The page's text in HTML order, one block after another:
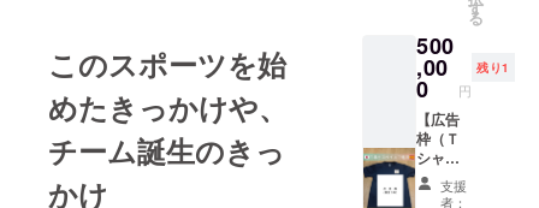
このスポーツを始
めたきっかけや、
チーム誕生のきっ
かけ
そのた
め、日
程調整
等を応
援する
会公式
LINEか
らやり
とりで
未確認
や行き
違いが
で。）
備考欄
に
『LINE
と思い
ます。
・場所
は香川
県まで
お越し
くださ
ると嬉
しいで
ん。申
し訳ご
ざいま
せ
ん。
・ご
時とス
ペイン
で着用
するＴ
シャツ
となり
ます。
・メ
ディア
す
る
500
,00
0 円
残り1
【広告
枠（Ｔ
シャ
ツ：前
面）】
支援
者：